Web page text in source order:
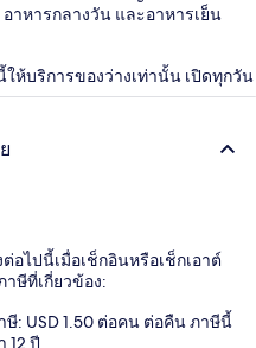
าหารกลางวัน และอาหารเย็น
ให้บริการของว่างเท่านั้น เปิดทุกวัน
อไปนี้เมื่อเช็กอินหรือเช็กเอาต์
ษีที่เกี่ยวข้อง:
ษี: USD 1.50 ต่อคน ต่อคืน ภาษีนี้
12 ปี